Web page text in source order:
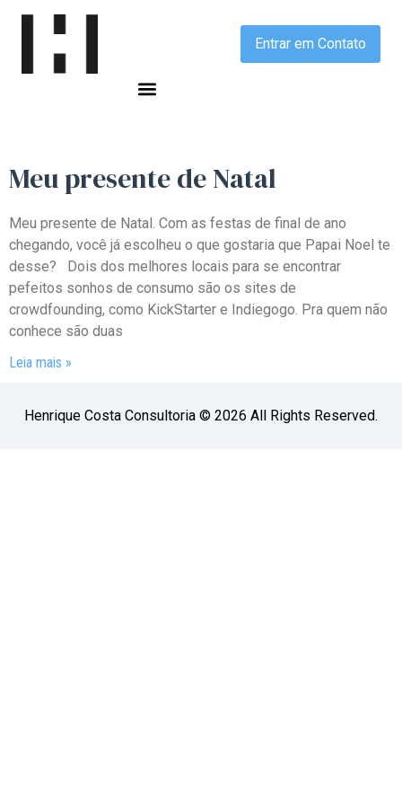
Entrar em Contato
Meupresentede Natal
Meu presente de Natal. Com as festas de final de ano
chegando, você já escolheu o que gostaria que Papai Noel te
desse? Dois dos melhores locais para se encontrar
pefeitos sonhos de consumo são os sites de
crowdfounding, como KickStarter e Indiegogo. Pra quem não
conhece são duas
Leia mais »
Henrique Costa Consultoria © 2026 All Rights Reserved.